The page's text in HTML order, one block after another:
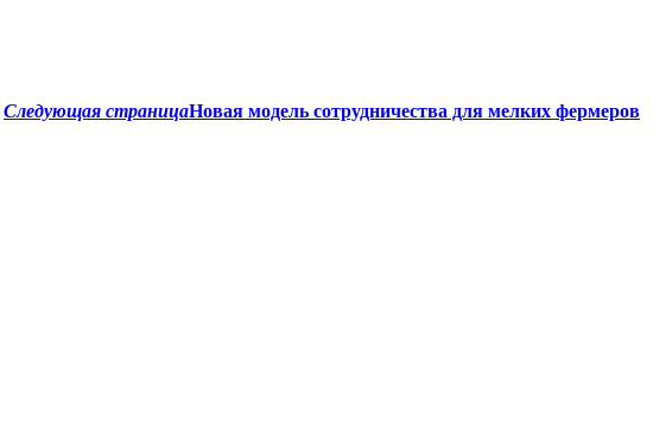
Следующая страницаНовая модель сотрудничества для мелких фермеров